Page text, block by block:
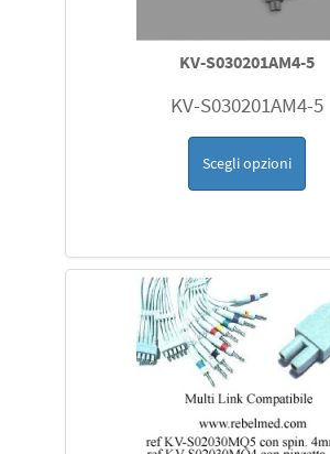
KV-S030201AM4-5
KV-S030201AM4-5
Scegli opzioni